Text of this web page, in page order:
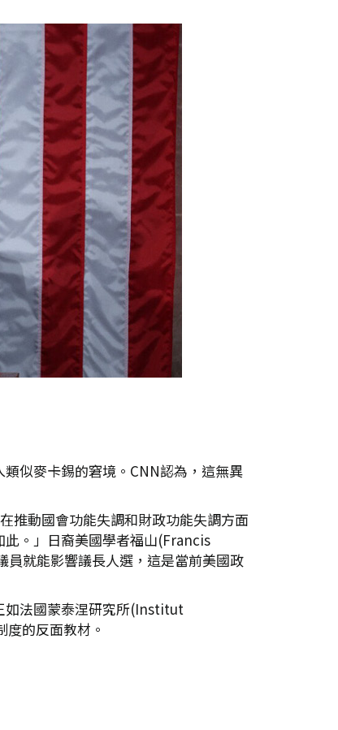
似麥卡錫的窘境。CNN認為，這無異
推動國會功能失調和財政功能失調方面
。」日裔美國學者福山(Francis
就能影響議長人選，這是當前美國政
如法國蒙泰涅研究所(Institut
的反面教材。